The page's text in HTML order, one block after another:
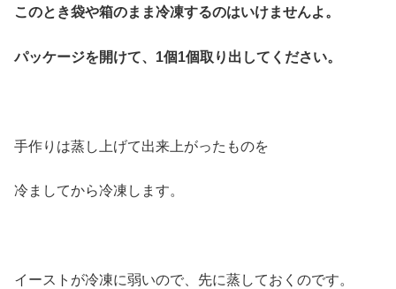
このとき袋や箱のまま冷凍するのはいけませんよ。
パッケージを開けて、1個1個取り出してください。
手作りは蒸し上げて出来上がったものを
冷ましてから冷凍します。
イーストが冷凍に弱いので、先に蒸しておくのです。